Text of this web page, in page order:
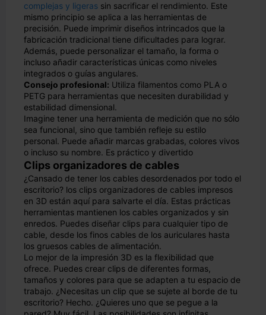
complejas y ligeras sin sacrificar el rendimiento. Este
mismo principio se aplica a las herramientas de
precisión. Puede imprimir diseños intrincados que la
fabricación tradicional tiene dificultades para lograr.
Además, puede personalizar el tamaño, la forma o
incluso añadir características únicas como niveles
integrados o guías angulares.
Consejo profesional: Utiliza filamentos como PLA o
PETG para herramientas que necesiten durabilidad y
estabilidad dimensional.
Imagine tener una herramienta de medición que no sólo
sea funcional, sino que también refleje su estilo
personal. Puede añadir marcas grabadas, colores vivos
o incluso su nombre. Es práctico y divertido
Clips organizadores de cables
¿Cansado de tener los cables desordenados por todo el
escritorio? los clips organizadores de cables impresos
en 3D están aquí para salvarte el día. Estas prácticas
herramientas mantienen los cables organizados y sin
enredos. Puedes diseñar clips para cualquier tipo de
cable, desde los finos cables de los auriculares hasta
los gruesos cables de alimentación.
Lo mejor de la impresión 3D es la flexibilidad que
ofrece. Puedes crear clips de diferentes formas,
tamaños y colores para que se adapten a tu espacio de
trabajo. ¿Necesitas un clip que se sujete al borde de tu
escritorio? Hecho. ¿Quieres uno que se pegue a la